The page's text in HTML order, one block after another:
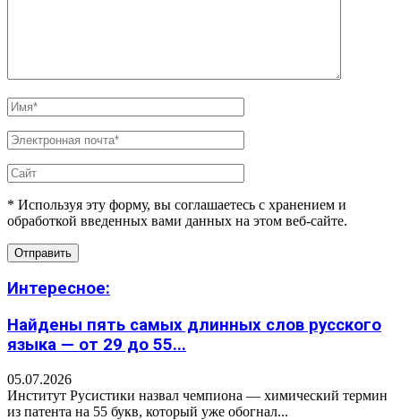
* Используя эту форму, вы соглашаетесь с хранением и
обработкой введенных вами данных на этом веб-сайте.
Интересное:
Найдены пять самых длинных слов русского
языка — от 29 до 55...
05.07.2026
Институт Русистики назвал чемпиона — химический термин
из патента на 55 букв, который уже обогнал...